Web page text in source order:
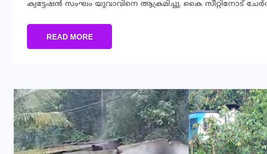
ക്വട്ടേഷന്‍ സംഘം യുവാവിനെ ആക്രമിച്ചു. കൈ സീറ്റിനോട്
READ MORE